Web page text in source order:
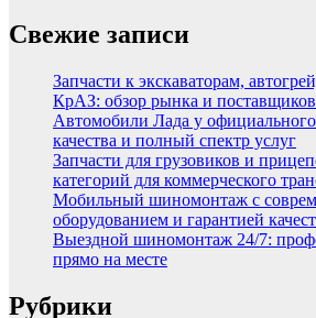
Свежие записи
Запчасти к экскаваторам,
КрАЗ: обзор рынка и поставщиков
Автомобили Лада у официального
качества и полный спектр услуг
Запчасти для грузовиков и
категорий для коммерческого
Мобильный шиномонтаж с
оборудованием и гарантией
Выездной шиномонтаж 24/7:
прямо на месте
Рубрики